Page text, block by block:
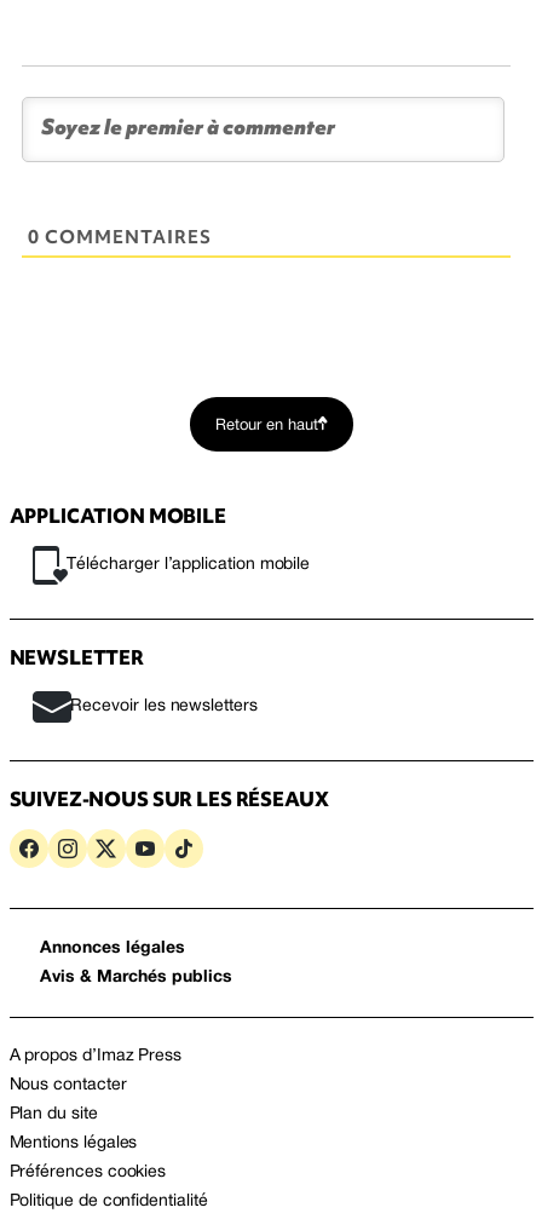
0 COMMENTAIRES
Retour en haut
APPLICATION MOBILE
Télécharger l’application mobile
NEWSLETTER
Recevoir les newsletters
SUIVEZ-NOUS SUR LES RÉSEAUX
Annonces légales
Avis & Marchés publics
A propos d’Imaz Press
Nous contacter
Plan du site
Mentions légales
Préférences cookies
Politique de confidentialité